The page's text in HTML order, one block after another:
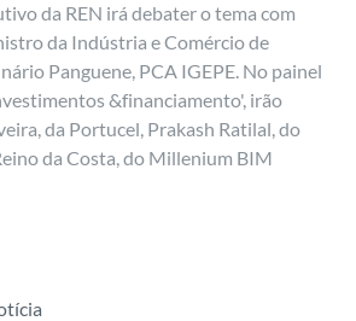
da REN irá debater o tema com
da Indústria e Comércio de
Panguene, PCA IGEPE. No painel
&financiamento', irão
da Portucel, Prakash Ratilal, do
da Costa, do Millenium BIM